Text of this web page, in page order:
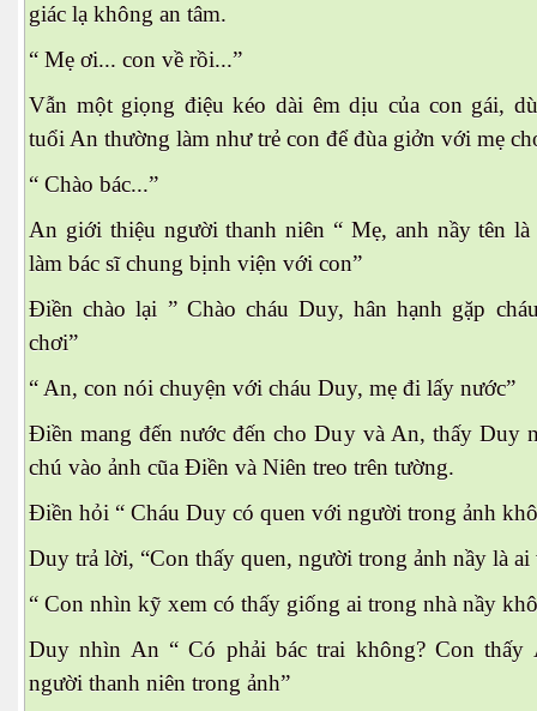
giác lạ không an tâm.
“ Mẹ ơi... con về rồi...”
Vẫn một giọng điệu kéo dài êm dịu của con gái,
tuổi An thường làm như trẻ con để đùa giởn với mẹ
“ Chào bác...”
An giới thiệu người thanh niên “ Mẹ, anh nầy tên là
làm bác sĩ chung bịnh viện với con”
Điền chào lại ” Chào cháu Duy, hân hạnh gặp
chơi”
“ An, con nói chuyện với cháu Duy, mẹ đi lấy nước”
Điền mang đến nước đến cho Duy và An, thấy Duy
chú vào ảnh cũa Điền và Niên treo trên tường.
Điền hỏi “ Cháu Duy có quen với người trong ảnh
Duy trả lời, “Con thấy quen, người trong ảnh nầy là ai
“ Con nhìn kỹ xem có thấy giống ai trong nhà nầy
Duy nhìn An “ Có phải bác trai không? Con thấy
người thanh niên trong ảnh”
Sơn